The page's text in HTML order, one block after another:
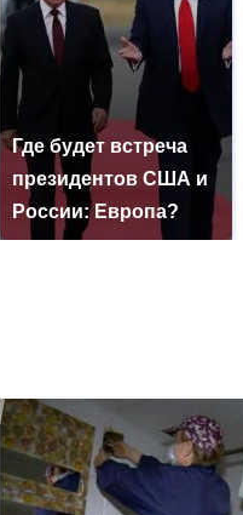
Где будет встреча
президентов США и
России: Европа?